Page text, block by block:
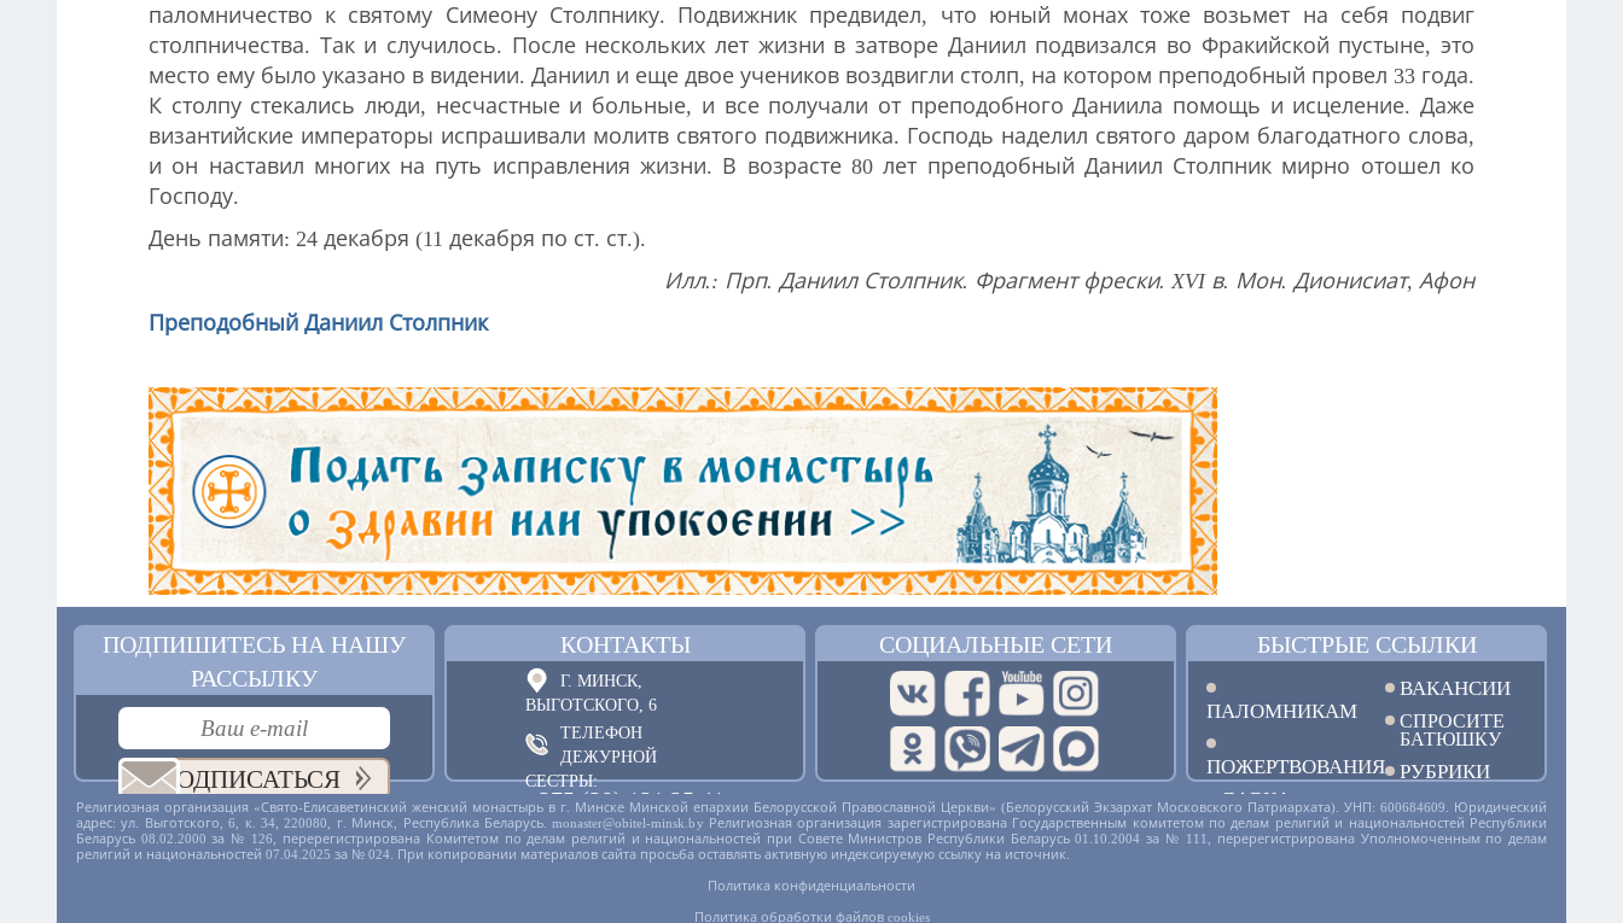
паломничество к святому Симеону Столпнику. Подвижник предвидел, что юный монах тоже возьмет на себя подвиг
столпничества. Так и случилось. После нескольких лет жизни в затворе Даниил подвизался во Фракийской пустыне, это
место ему было указано в видении. Даниил и еще двое учеников воздвигли столп, на котором преподобный провел 33 года.
К столпу стекались люди, несчастные и больные, и все получали от преподобного Даниила помощь и исцеление. Даже
византийские императоры испрашивали молитв святого подвижника. Господь наделил святого даром благодатного слова,
и он наставил многих на путь исправления жизни. В возрасте 80 лет преподобный Даниил Столпник мирно отошел ко
Господу.
День памяти: 24 декабря (11 декабря по ст. ст.).
Илл.: Прп. Даниил Столпник. Фрагмент фрески. XVI в. Мон. Дионисиат, Афон
Преподобный Даниил Столпник
ПОДПИШИТЕСЬ НА НАШУ
РАССЫЛКУ
ПОДПИСАТЬСЯ
КОНТАКТЫ
Г. МИНСК,
ВЫГОТСКОГО, 6
ТЕЛЕФОН
ДЕЖУРНОЙ
СЕСТРЫ:
+375 (29) 121 25 41
ОБРАТНАЯ СВЯЗЬ
СОЦИАЛЬНЫЕ СЕТИ БЫСТРЫЕ ССЫЛКИ
ПАЛОМНИКАМ
ПОЖЕРТВОВАНИЯ
ЛАВКА
ВАКАНСИИ
СПРОСИТЕ
БАТЮШКУ
РУБРИКИ
Религиозная организация «Свято-Елисаветинский женский монастырь в г. Минске Минской епархии Белорусской Православной Церкви» (Белорусский Экзархат Московского Патриархата). УНП: 600684609. Юридический
адрес: ул. Выготского, 6, к. 34, 220080, г. Минск, Республика Беларусь. monaster@obitel-minsk.by Религиозная организация зарегистрирована Государственным комитетом по делам религий и национальностей Республики
Беларусь 08.02.2000 за № 126, перерегистрирована Комитетом по делам религий и национальностей при Совете Министров Республики Беларусь 01.10.2004 за № 111, перерегистрирована Уполномоченным по делам
религий и национальностей 07.04.2025 за № 024. При копировании материалов сайта просьба оставлять активную индексируемую ссылку на источник.
Политика конфиденциальности
Политика обработки файлов cookies